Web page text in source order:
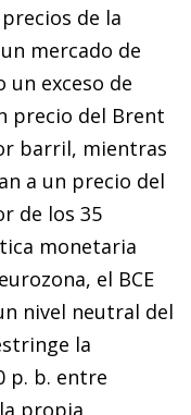
de la
mercado de
un exceso de
precio del Brent
barril, mientras
a un precio del
de los 35
monetaria
el BCE
nivel neutral del
la
p. b. entre